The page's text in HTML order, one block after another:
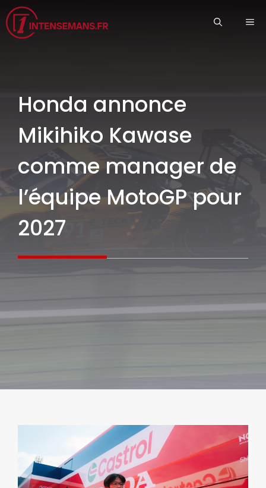
Aller
au
contenu
Honda annonce
Mikihiko Kawase
comme manager de
l’équipe MotoGP pour
2027